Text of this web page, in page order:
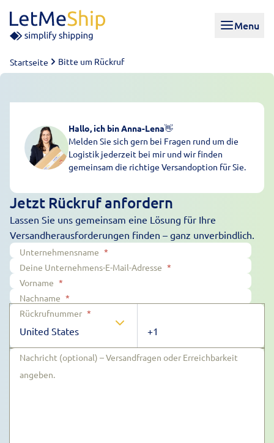
Menu
Startseite Bitte um Rückruf
Hallo, ich bin Anna-Lena👋
Melden Sie sich gern bei Fragen rund um die
Logistik jederzeit bei mir und wir finden
gemeinsam die richtige Versandoption für Sie.
Jetzt Rückruf anfordern
Lassen Sie uns gemeinsam eine Lösung für Ihre
Versandherausforderungen finden – ganz unverbindlich.
Unternehmensname *
Deine Unternehmens-E-Mail-Adresse *
Vorname *
Nachname *
Rückrufnummer *
Nachricht (optional) – Versandfragen oder Erreichbarkeit
angeben.